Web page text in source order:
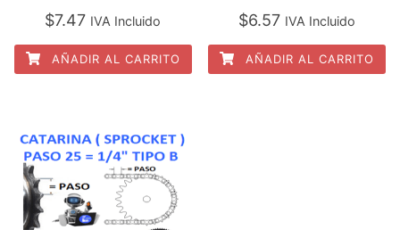
$7.47 IVA Incluido
AÑADIR AL CARRITO
$6.57 IVA Incluido
AÑADIR AL CARRITO